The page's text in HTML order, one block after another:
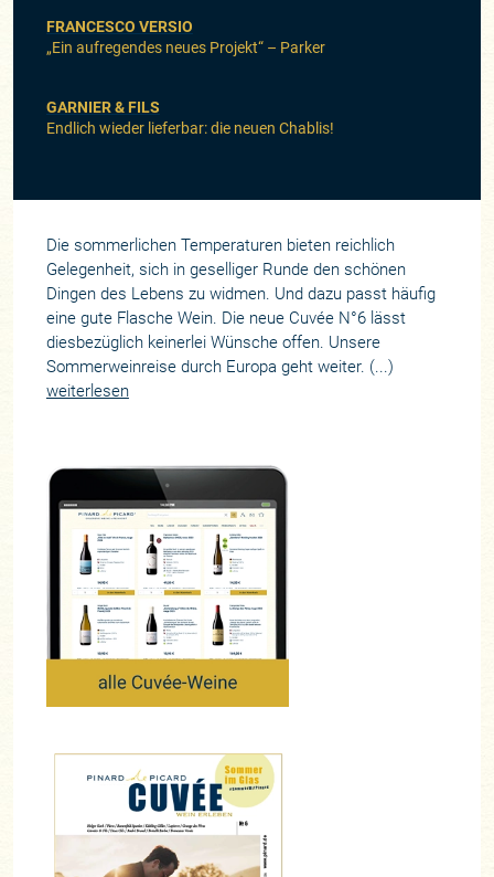
FRANCESCO VERSIO
„Ein aufregendes neues Projekt“ – Parker
GARNIER & FILS
Endlich wieder lieferbar: die neuen Chablis!
Die sommerlichen Temperaturen bieten reichlich
Gelegenheit, sich in geselliger Runde den schönen
Dingen des Lebens zu widmen. Und dazu passt häufig
eine gute Flasche Wein. Die neue Cuvée N°6 lässt
diesbezüglich keinerlei Wünsche offen. Unsere
Sommerweinreise durch Europa geht weiter. (...)
weiterlesen